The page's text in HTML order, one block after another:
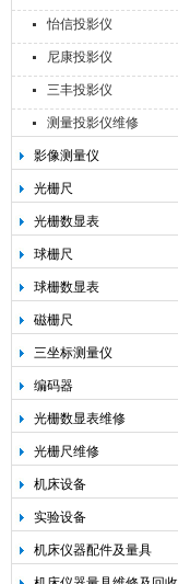
怡信投影仪
尼康投影仪
三丰投影仪
测量投影仪维修
影像测量仪
光栅尺
光栅数显表
球栅尺
球栅数显表
磁栅尺
三坐标测量仪
编码器
光栅数显表维修
光栅尺维修
机床设备
实验设备
机床仪器配件及量具